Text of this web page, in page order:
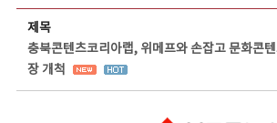
제목
충북콘텐츠코리아랩, 위메프와 손잡고 문화콘텐
장 개척